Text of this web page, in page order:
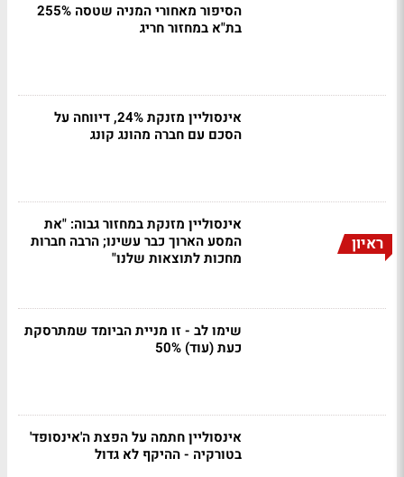
הסיפור מאחורי המניה שטסה 255%
בת"א במחזור חריג
אינסוליין מזנקת 24%, דיווחה על
הסכם עם חברה מהונג קונג
ראיון
אינסוליין מזנקת במחזור גבוה: "את
המסע הארוך כבר עשינו; הרבה חברות
מחכות לתוצאות שלנו"
שימו לב - זו מניית הביומד שמתרסקת
כעת (עוד) 50%
אינסוליין חתמה על הפצת ה'אינסופד'
בטורקיה - ההיקף לא גדול